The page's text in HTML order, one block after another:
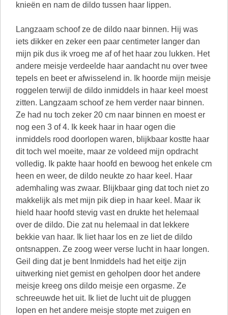
knieën en nam de dildo tussen haar lippen.
Langzaam schoof ze de dildo naar binnen. Hij was
iets dikker en zeker een paar centimeter langer dan
mijn pik dus ik vroeg me af of het haar zou lukken. Het
andere meisje verdeelde haar aandacht nu over twee
tepels en beet er afwisselend in. Ik hoorde mijn meisje
roggelen terwijl de dildo inmiddels in haar keel moest
zitten. Langzaam schoof ze hem verder naar binnen.
Ze had nu toch zeker 20 cm naar binnen en moest er
nog een 3 of 4. Ik keek haar in haar ogen die
inmiddels rood doorlopen waren, blijkbaar kostte haar
dit toch wel moeite, maar ze voldeed mijn opdracht
volledig. Ik pakte haar hoofd en bewoog het enkele cm
heen en weer, de dildo neukte zo haar keel. Haar
ademhaling was zwaar. Blijkbaar ging dat toch niet zo
makkelijk als met mijn pik diep in haar keel. Maar ik
hield haar hoofd stevig vast en drukte het helemaal
over de dildo. Die zat nu helemaal in dat lekkere
bekkie van haar. Ik liet haar los en ze liet de dildo
ontsnappen. Ze zoog weer verse lucht in haar longen.
Geil ding dat je bent Inmiddels had het eitje zijn
uitwerking niet gemist en geholpen door het andere
meisje kreeg ons dildo meisje een orgasme. Ze
schreeuwde het uit. Ik liet de lucht uit de pluggen
lopen en het andere meisje stopte met zuigen en